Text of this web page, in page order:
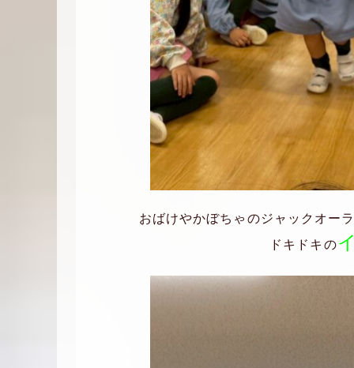
おばけやかぼちゃのジャックオー
ドキドキの